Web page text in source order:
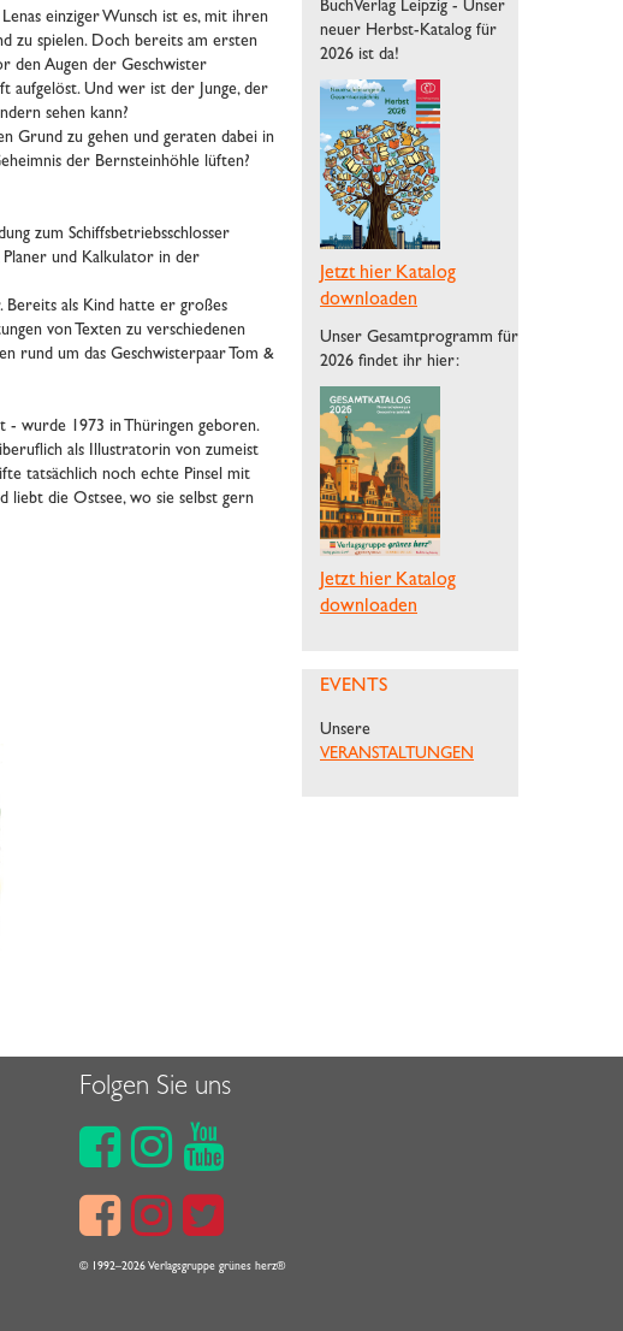
einziger Wunsch ist es, mit ihren
zu spielen. Doch bereits am ersten
den Augen der Geschwister
aufgelöst. Und wer ist der Junge, der
sehen kann?
Grund zu gehen und geraten dabei in
der Bernsteinhöhle lüften?
zum Schiffsbetriebsschlosser
und Kalkulator in der
als Kind hatte er großes
von Texten zu verschiedenen
rund um das Geschwisterpaar Tom &
wurde 1973 in Thüringen geboren.
als Illustratorin von zumeist
tatsächlich noch echte Pinsel mit
liebt die Ostsee, wo sie selbst gern
BuchVerlag Leipzig - Unser
neuer Herbst-Katalog für
2026 ist da!
Jetzt hier Katalog
downloaden
Unser Gesamtprogramm für
2026 findet ihr hier:
Jetzt hier Katalog
downloaden
EVENTS
Unsere
VERANSTALTUNGEN
Folgen Sie uns
  
  
© 1992–2026 Verlagsgruppe grünes herz®